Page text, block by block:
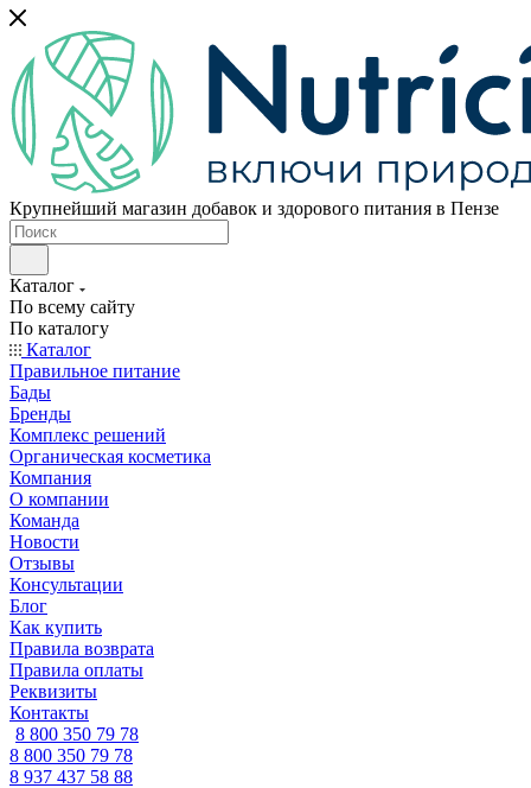
Крупнейший магазин добавок и здорового питания в Пензе
Каталог
По всему сайту
По каталогу
Каталог
Правильное питание
Бады
Бренды
Комплекс решений
Органическая косметика
Компания
О компании
Команда
Новости
Отзывы
Консультации
Блог
Как купить
Правила возврата
Правила оплаты
Реквизиты
Контакты
8 800 350 79 78
8 800 350 79 78
8 937 437 58 88